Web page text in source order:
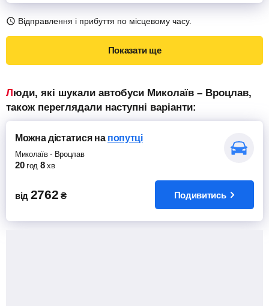
Відправлення і прибуття по місцевому часу.
Показати ще
Люди, які шукали автобуси Миколаїв – Вроцлав,
також переглядали наступні варіанти:
Можна дістатисяна попутці
Миколаїв- Вроцлав
20 год 8 хв
від 2762 ₴ Подивитись